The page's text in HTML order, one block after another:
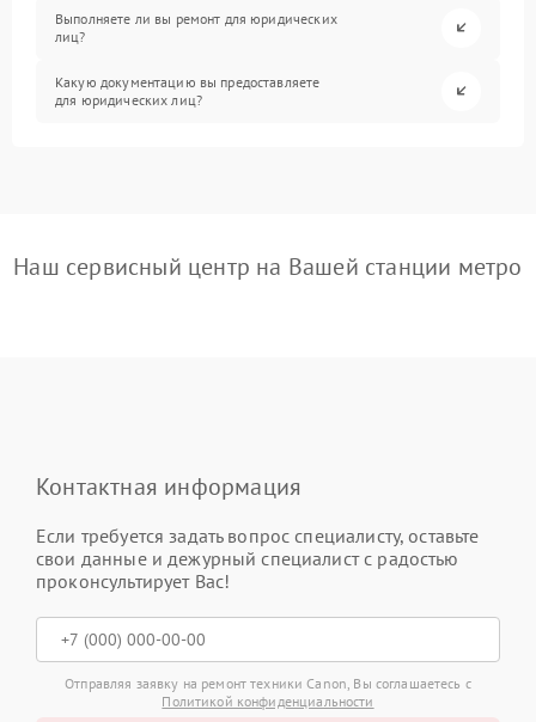
Выполняете ли вы ремонт для юридических
лиц?
Какую документацию вы предоставляете
для юридических лиц?
Наш сервисный центр на Вашей станции метро
Контактная информация
Если требуется задать вопрос специалисту, оставьте
свои данные и дежурный специалист с радостью
проконсультирует Вас!
Отправляя заявку на ремонт техники Canon, Вы соглашаетесь с
Политикой конфиденциальности